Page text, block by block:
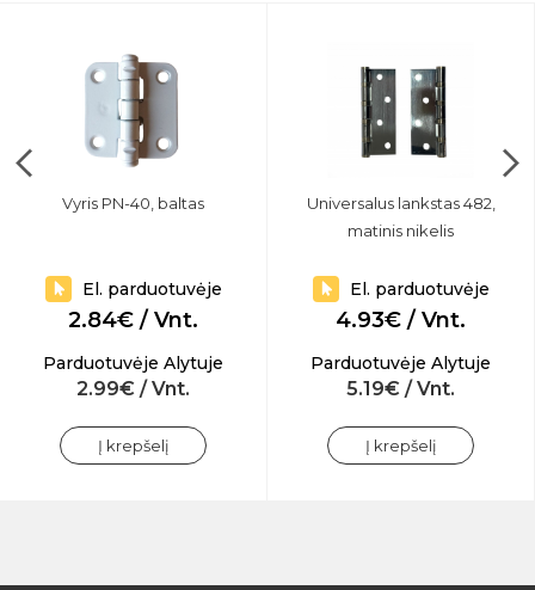
Vyris PN-40, baltas
El. parduotuvėje
2.84€ / Vnt.
Parduotuvėje Alytuje
2.99€ / Vnt.
Į krepšelį
Universalus lankstas 482,
matinis nikelis
El. parduotuvėje
4.93€ / Vnt.
Parduotuvėje Alytuje
5.19€ / Vnt.
Į krepšelį